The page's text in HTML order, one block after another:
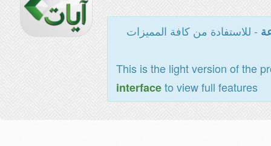
- للاستفادة من كافة المميزات
This is the light version of the
interfaceto view full features